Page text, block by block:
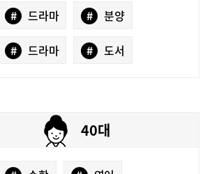
# 드라마 # 분양
# 드라마 # 도서
40대